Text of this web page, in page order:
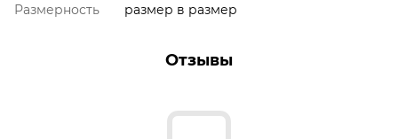
Размерность
размер в размер
Отзывы